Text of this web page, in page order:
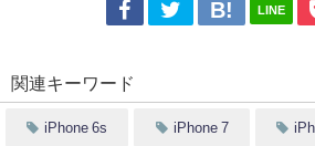
LINE
関連キーワード
iPhone 6s iPhone 7